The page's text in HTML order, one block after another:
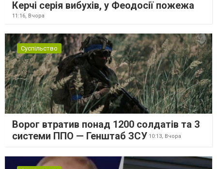
Керчі серія вибухів, у Феодосії пожежа
11:16, Вчора
Суспільство
Ворог втратив понад 1200 солдатів та 3
системи ППО — Генштаб ЗСУ 10:13, Вчора